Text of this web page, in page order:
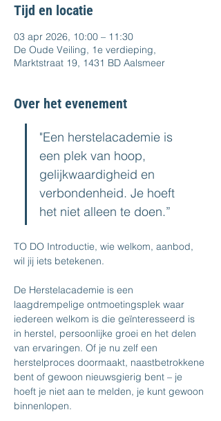
Tijd en locatie
03 apr 2026, 10:00 – 11:30
De Oude Veiling, 1e verdieping,
Marktstraat 19, 1431 BD Aalsmeer
Over het evenement
"Een herstelacademie is
een plek van hoop,
gelijkwaardigheid en
verbondenheid. Je hoeft
het niet alleen te doen.”
TO DO Introductie, wie welkom, aanbod,
wil jij iets betekenen.
De Herstelacademie is een
laagdrempelige ontmoetingsplek waar
iedereen welkom is die geïnteresseerd is
in herstel, persoonlijke groei en het delen
van ervaringen. Of je nu zelf een
herstelproces doormaakt, naastbetrokkene
bent of gewoon nieuwsgierig bent – je
hoeft je niet aan te melden, je kunt gewoon
binnenlopen.